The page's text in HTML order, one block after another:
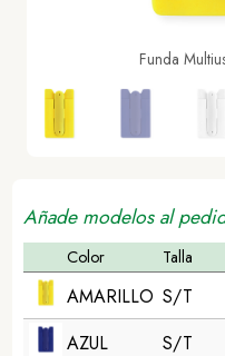
Funda
Añade modelos al
Color Talla
AMARILLO S/T
AZUL
S/T